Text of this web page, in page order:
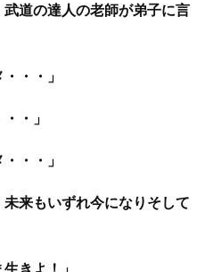
道の達人の老師が弟子に言
・・」
・」
・・」
未来もいずれ今になりそして
きよ！」